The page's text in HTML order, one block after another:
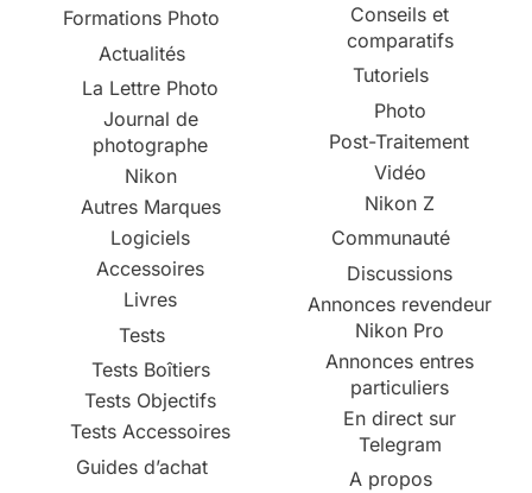
Formations Photo
Actualités
La Lettre Photo
Journal de
photographe
Nikon
Autres Marques
Logiciels
Accessoires
Livres
Tests
Tests Boîtiers
Tests Objectifs
Tests Accessoires
Guides d’achat
Conseils et
comparatifs
Tutoriels
Photo
Post-Traitement
Vidéo
Nikon Z
Communauté
Discussions
Annonces revendeur
Nikon Pro
Annonces entres
particuliers
En direct sur
Telegram
A propos